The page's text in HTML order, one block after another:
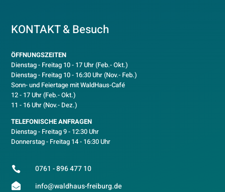
KONTAKT & Besuch
ÖFFNUNGSZEITEN
Dienstag - Freitag 10 - 17 Uhr (Feb.- Okt.)
Dienstag - Freitag 10 - 16:30 Uhr (Nov.- Feb.)
Sonn- und Feiertage mit WaldHaus-Café
12 - 17 Uhr (Feb.- Okt.)
11 - 16 Uhr (Nov.- Dez.)
TELEFONISCHE ANFRAGEN
Dienstag - Freitag 9 - 12:30 Uhr
Donnerstag - Freitag 14 - 16:30 Uhr
 0761 - 896 477 10
 info@waldhaus-freiburg.de